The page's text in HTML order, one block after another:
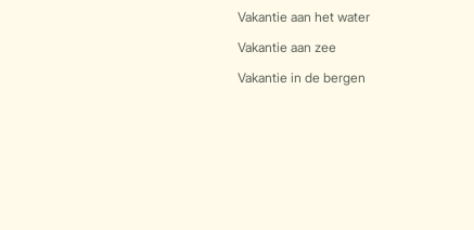
Vakantie aan het water
Vakantie aan zee
Vakantie in de bergen